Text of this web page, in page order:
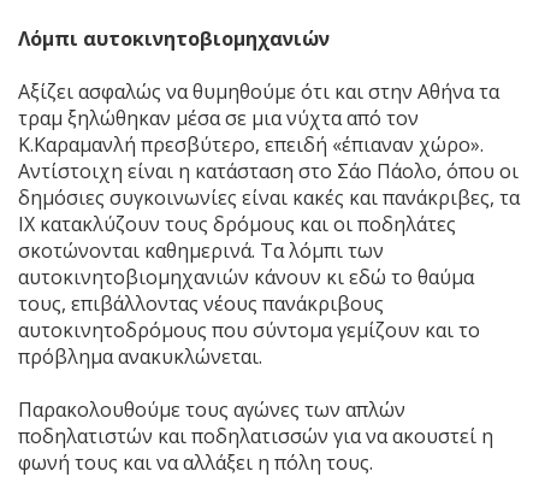
Λόμπι αυτοκινητοβιομηχανιών
Αξίζει ασφαλώς να θυμηθούμε ότι και στην Αθήνα τα
τραμ ξηλώθηκαν μέσα σε μια νύχτα από τον
Κ.Καραμανλή πρεσβύτερο, επειδή «έπιαναν χώρο».
Αντίστοιχη είναι η κατάσταση στο Σάο Πάολο, όπου οι
δημόσιες συγκοινωνίες είναι κακές και πανάκριβες, τα
ΙΧ κατακλύζουν τους δρόμους και οι ποδηλάτες
σκοτώνονται καθημερινά. Τα λόμπι των
αυτοκινητοβιομηχανιών κάνουν κι εδώ το θαύμα
τους, επιβάλλοντας νέους πανάκριβους
αυτοκινητοδρόμους που σύντομα γεμίζουν και το
πρόβλημα ανακυκλώνεται.
Παρακολουθούμε τους αγώνες των απλών
ποδηλατιστών και ποδηλατισσών για να ακουστεί η
φωνή τους και να αλλάξει η πόλη τους.